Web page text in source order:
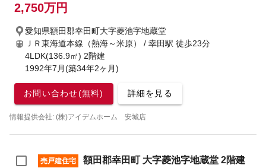
2,750万円
愛知県額田郡幸田町大字菱池字地蔵堂
ＪＲ東海道本線（熱海～米原） / 幸田駅 徒歩23分
4LDK(136.9㎡) 2階建
1992年7月(築34年2ヶ月)
お問い合わせ(無料) 詳細を見る
情報提供会社: (株)アイデムホーム 安城店
売戸建住宅 額田郡幸田町 大字菱池字地蔵堂 2階建